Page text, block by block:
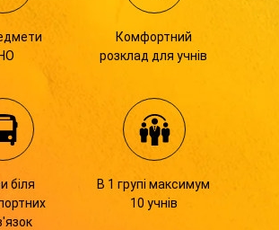
Комфортний
розклад для учнів
біля
В 1 групі максимум
10 учнів